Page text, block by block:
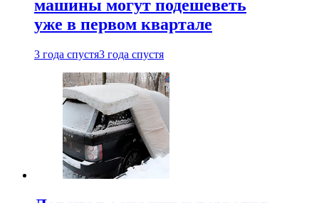
машины могут подешеветь
уже в первом квартале
3 года спустя3 года спустя